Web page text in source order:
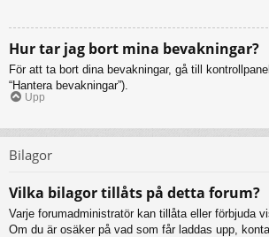
Hur tar jag bort mina bevakningar?
För att ta bort dina bevakningar, gå till
“Hantera bevakningar”).
Upp
Bilagor
Vilka bilagor tillåts på detta forum?
Varje forumadministratör kan tillåta eller förbjuda
Om du är osäker på vad som får laddas upp,